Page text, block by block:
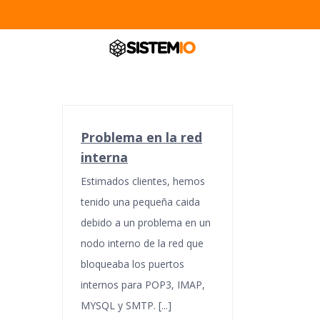
al
Problema en la red
interna
Estimados clientes, hemos
tenido una pequeña caida
debido a un problema en un
nodo interno de la red que
bloqueaba los puertos
internos para POP3, IMAP,
MYSQL y SMTP. [...]